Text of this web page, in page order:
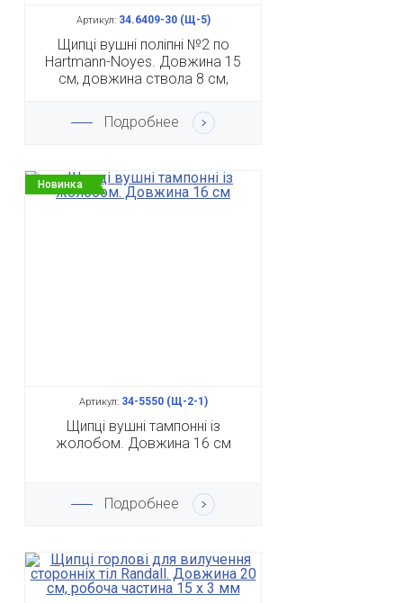
Артикул:34.6409-30 (Щ-5)
Щипці вушні поліпні №2 по
Hartmann-Noyes. Довжина 15
см, довжина ствола 8 см,
Подробнее
Новинка
Артикул:34-5550 (Щ-2-1)
Щипці вушні тампонні із
жолобом. Довжина 16 см
Подробнее